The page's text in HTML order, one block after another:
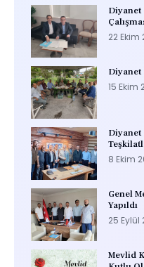
Diyanet
22 Ekim
Diyanet
15 Ekim
Diyanet
8 Ekim
Genel
Yapıldı
25 Eylül
Mevlid